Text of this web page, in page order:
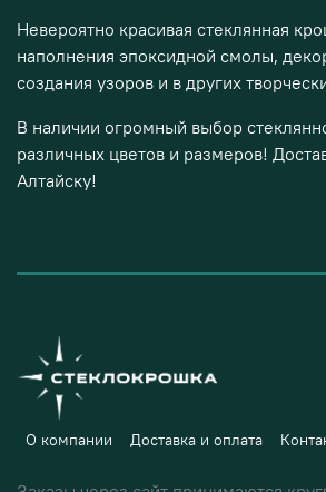
Невероятно красивая стеклянная
наполнения эпоксидной смолы,
создания узоров и в других
В наличии огромный выбор
различных цветов и размеров!
Алтайску!
О компании Доставка и оплата